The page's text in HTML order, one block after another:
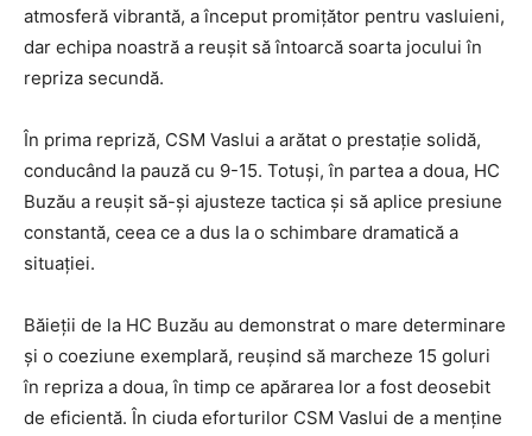
atmosferă vibrantă, a început promițător pentru vasluieni,
dar echipa noastră a reușit să întoarcă soarta jocului în
repriza secundă.
În prima repriză, CSM Vaslui a arătat o prestație solidă,
conducând la pauză cu 9-15. Totuși, în partea a doua, HC
Buzău a reușit să-și ajusteze tactica și să aplice presiune
constantă, ceea ce a dus la o schimbare dramatică a
situației.
Băieții de la HC Buzău au demonstrat o mare determinare
și o coeziune exemplară, reușind să marcheze 15 goluri
în repriza a doua, în timp ce apărarea lor a fost deosebit
de eficientă. În ciuda eforturilor CSM Vaslui de a menține